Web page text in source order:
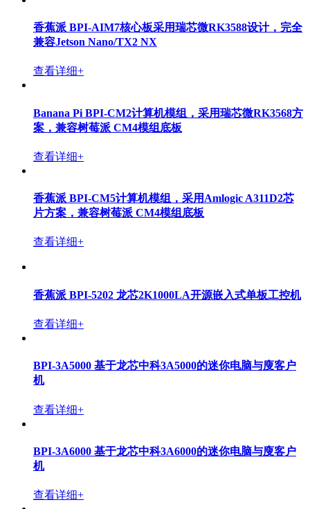
香蕉派 BPI-CM6 进迭时空 K1 8核RISC-V架构开源硬件
核心板，8/16G内存， 8/16/32G eMMC存储
查看详细+
Banana Pi BPI-CM5 Pro 计算机模组，采用瑞芯微
RK3576方案，兼容树莓派 CM4模组底板
查看详细+
香蕉派 BPI-SM9 16-ENC-A3 AI 计算模组采用算能科技
BM1688芯片方案设计
查看详细+
兼容Jetson Nano/TX2 NX
查看详细+
Banana Pi BPI-CM2计算机模组，采用瑞芯微RK3568方
案，兼容树莓派 CM4模组底板
查看详细+
香蕉派 BPI-CM5计算机模组，采用Amlogic A311D2芯
片方案，兼容树莓派 CM4模组底板
查看详细+